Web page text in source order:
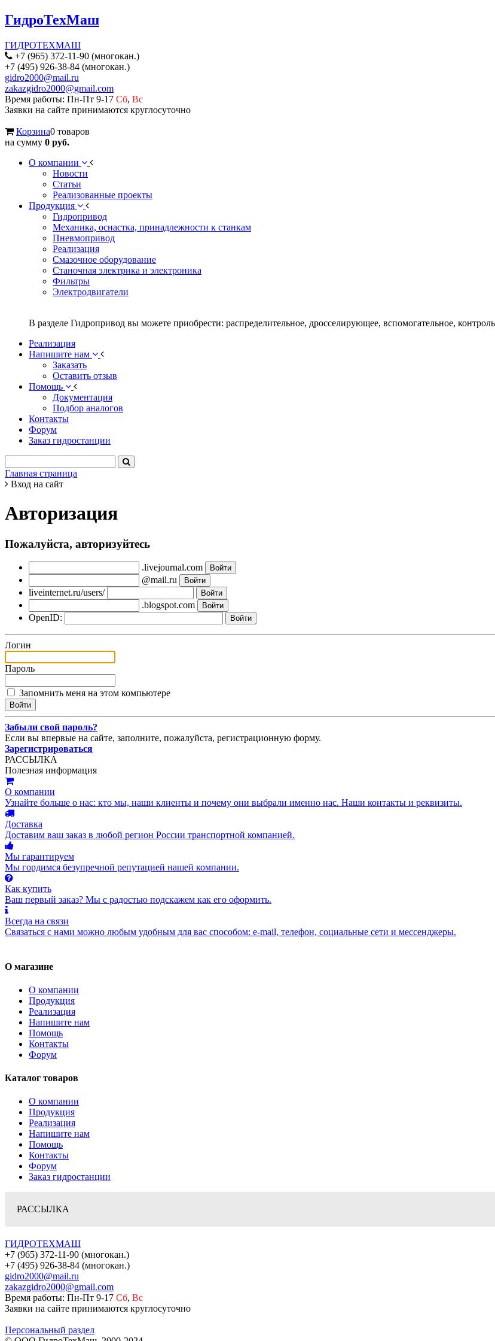
ГидроТехМаш
ГИДРОТЕХМАШ
+7 (965) 372-11-90 (многокан.)
+7 (495) 926-38-84 (многокан.)
gidro2000@mail.ru
zakazgidro2000@gmail.com
Время работы: Пн-Пт 9-17 Сб, Вс
Заявки на сайте принимаются круглосуточно
Корзина0 товаров
на сумму 0 руб.
О компании
Новости
Статьи
Реализованные проекты
Продукция
Гидропривод
Механика, оснастка, принадлежности к станкам
Пневмопривод
Реализация
Смазочное оборудование
Станочная электрика и электроника
Фильтры
Электродвигатели
В разделе Гидропривод вы можете приобрести: распределительное, дросселирующее, вспомогательное,
Реализация
Напишите нам
Заказать
Оставить отзыв
Помощь
Документация
Подбор аналогов
Контакты
Форум
Заказ гидростанции
Главная страница
Вход на сайт
Авторизация
Пожалуйста, авторизуйтесь
.livejournal.com
@mail.ru
liveinternet.ru/users/
.blogspot.com
OpenID:
Логин
Пароль
Запомнить меня на этом компьютере
Забыли свой пароль?
Если вы впервые на сайте, заполните, пожалуйста, регистрационную форму.
Зарегистрироваться
РАССЫЛКА
Полезная информация
О компании
Узнайте больше о нас: кто мы, наши клиенты и почему они выбрали именно нас. Наши контакты и реквизиты.
Доставка
Доставим ваш заказ в любой регион России транспортной компанией.
Мы гарантируем
Мы гордимся безупречной репутацией нашей компании.
Как купить
Ваш первый заказ? Мы с радостью подскажем как его оформить.
Всегда на связи
Связаться с нами можно любым удобным для вас способом: e-mail, телефон, социальные сети и мессенджеры.
О магазине
О компании
Продукция
Реализация
Напишите нам
Помощь
Контакты
Форум
Каталог товаров
О компании
Продукция
Реализация
Напишите нам
Помощь
Контакты
Форум
Заказ гидростанции
РАССЫЛКА
ГИДРОТЕХМАШ
+7 (965) 372-11-90 (многокан.)
+7 (495) 926-38-84 (многокан.)
gidro2000@mail.ru
zakazgidro2000@gmail.com
Время работы: Пн-Пт 9-17 Сб, Вс
Заявки на сайте принимаются круглосуточно
Персональный раздел